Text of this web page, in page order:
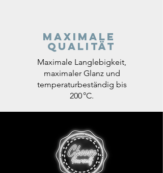
Maximale
Qualität
Maximale Langlebigkeit,
maximaler Glanz und
temperaturbeständig bis
200 °C.